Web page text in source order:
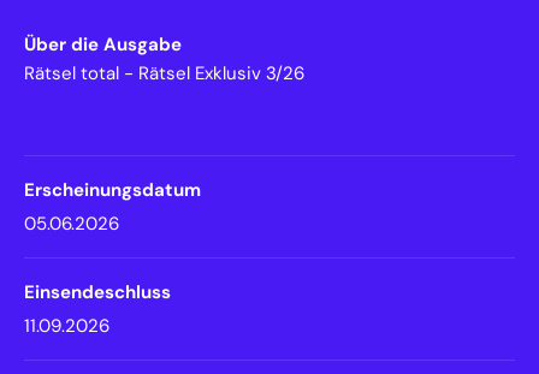
Über die Ausgabe
Rätsel total - Rätsel Exklusiv 3/26
Erscheinungsdatum
05.06.2026
Einsendeschluss
11.09.2026